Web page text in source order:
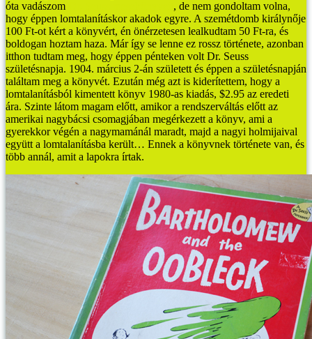
óta vadászom
, de nem gondoltam volna,
hogy éppen lomtalanításkor akadok egyre. A szemétdomb királynője
100 Ft-ot kért a könyvért, én önérzetesen lealkudtam 50 Ft-ra, és
boldogan hoztam haza. Már így se lenne ez rossz története, azonban
itthon tudtam meg, hogy éppen pénteken volt Dr. Seuss
születésnapja. 1904. március 2-án született és éppen a születésnapján
találtam meg a könyvét. Ezután még azt is kiderítettem, hogy a
lomtalanításból kimentett könyv 1980-as kiadás, $2.95 az eredeti
ára. Szinte látom magam előtt, amikor a rendszerváltás előtt az
amerikai nagybácsi csomagjában megérkezett a könyv, ami a
gyerekkor végén a nagymamánál maradt, majd a nagyi holmijaival
együtt a lomtalanításba került… Ennek a könyvnek története van, és
több annál, amit a lapokra írtak.